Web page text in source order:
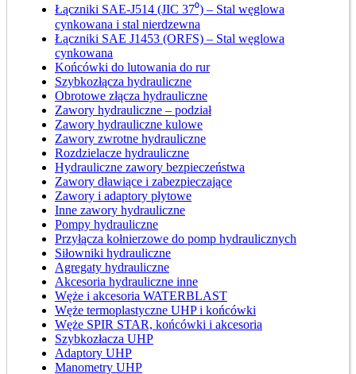
Łączniki SAE-J514 (JIC 37⁰) – Stal węglowa
cynkowana i stal nierdzewna
Łączniki SAE J1453 (ORFS) – Stal węglowa
cynkowana
Końcówki do lutowania do rur
Szybkozłącza hydrauliczne
Obrotowe złącza hydrauliczne
Zawory hydrauliczne – podział
Zawory hydrauliczne kulowe
Zawory zwrotne hydrauliczne
Rozdzielacze hydrauliczne
Hydrauliczne zawory bezpieczeństwa
Zawory dławiące i zabezpieczające
Zawory i adaptory płytowe
Inne zawory hydrauliczne
Pompy hydrauliczne
Przyłącza kołnierzowe do pomp hydraulicznych
Siłowniki hydrauliczne
Agregaty hydrauliczne
Akcesoria hydrauliczne inne
Węże i akcesoria WATERBLAST
Węże termoplastyczne UHP i końcówki
Węże SPIR STAR, końcówki i akcesoria
Szybkozłacza UHP
Adaptory UHP
Manometry UHP